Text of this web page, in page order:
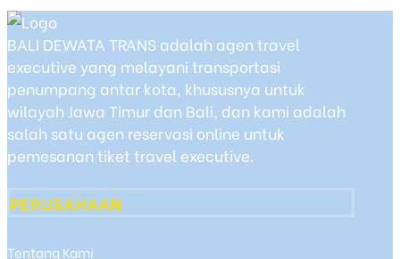
BALI DEWATA TRANS adalah agen travel
executive yang melayani transportasi
penumpang antar kota, khususnya untuk
wilayah Jawa Timur dan Bali, dan kami adalah
salah satu agen reservasi online untuk
pemesanan tiket travel executive.
PERUSAHAAN
Tentang Kami